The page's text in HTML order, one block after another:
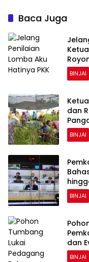
Baca Juga
BINJAI
dan
BINJAI
BINJAI
dan
BINJAI